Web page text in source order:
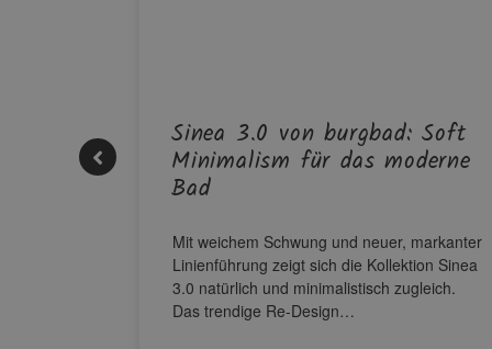
Sinea 3.0 von burgbad: Soft
Minimalism für das moderne
Bad
Mit weichem Schwung und neuer, markanter
Linienführung zeigt sich die Kollektion Sinea
3.0 natürlich und minimalistisch zugleich.
Das trendige Re-Design…